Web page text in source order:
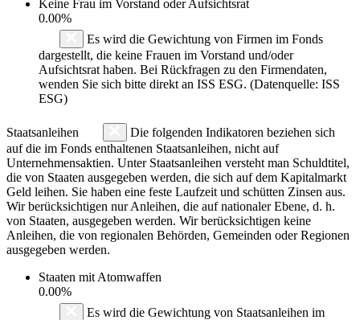
Keine Frau im Vorstand oder Aufsichtsrat
0.00%
Es wird die Gewichtung von Firmen im Fonds
dargestellt, die keine Frauen im Vorstand und/oder
Aufsichtsrat haben. Bei Rückfragen zu den Firmendaten,
wenden Sie sich bitte direkt an ISS ESG. (Datenquelle: ISS
ESG)
Staatsanleihen
Die folgenden Indikatoren beziehen sich
auf die im Fonds enthaltenen Staatsanleihen, nicht auf
Unternehmensaktien. Unter Staatsanleihen versteht man Schuldtitel,
die von Staaten ausgegeben werden, die sich auf dem Kapitalmarkt
Geld leihen. Sie haben eine feste Laufzeit und schütten Zinsen aus.
Wir berücksichtigen nur Anleihen, die auf nationaler Ebene, d. h.
von Staaten, ausgegeben werden. Wir berücksichtigen keine
Anleihen, die von regionalen Behörden, Gemeinden oder Regionen
ausgegeben werden.
Staaten mit Atomwaffen
0.00%
Es wird die Gewichtung von Staatsanleihen im